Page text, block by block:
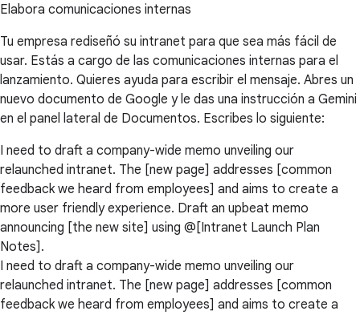
Elabora comunicaciones internas
Tu empresa rediseñó su intranet para que sea más fácil de
usar. Estás a cargo de las comunicaciones internas para el
lanzamiento. Quieres ayuda para escribir el mensaje. Abres un
nuevo documento de Google y le das una instrucción a Gemini
en el panel lateral de Documentos. Escribes lo siguiente:
I need to draft a company-wide memo unveiling our
relaunched intranet. The [new page] addresses [common
feedback we heard from employees] and aims to create a
more user friendly experience. Draft an upbeat memo
announcing [the new site] using @[Intranet Launch Plan
Notes].
I need to draft a company-wide memo unveiling our
relaunched intranet. The [new page] addresses [common
feedback we heard from employees] and aims to create a